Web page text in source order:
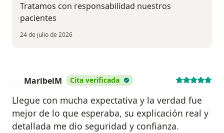
Tratamos con responsabilidad nuestros
pacientes
24 de julio de 2026
MaribelM Cita verificada
Llegue con mucha expectativa y la verdad fue
mejor de lo que esperaba, su explicación real y
detallada me dio seguridad y confianza.